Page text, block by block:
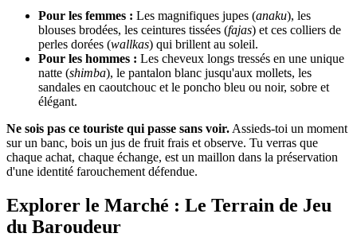
Pour les femmes : Les magnifiques jupes (anaku), les
blouses brodées, les ceintures tissées (fajas) et ces colliers de
perles dorées (wallkas) qui brillent au soleil.
Pour les hommes : Les cheveux longs tressés en une unique
natte (shimba), le pantalon blanc jusqu'aux mollets, les
sandales en caoutchouc et le poncho bleu ou noir, sobre et
élégant.
Ne sois pas ce touriste qui passe sans voir. Assieds-toi un moment
sur un banc, bois un jus de fruit frais et observe. Tu verras que
chaque achat, chaque échange, est un maillon dans la préservation
d'une identité farouchement défendue.
Explorer le Marché : Le Terrain de Jeu
du Baroudeur